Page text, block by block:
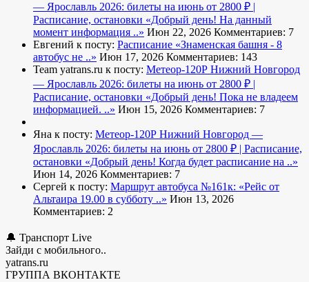
— Ярославль 2026: билеты на июнь от 2800 ₽ |
Расписание, остановки «Добрый день! На данный
момент информация ..» Июн 22, 2026 Комментариев: 7
Евгений к посту: Расписание «Знаменская башня - 8
автобус не ..» Июн 17, 2026 Комментариев: 143
Team yatrans.ru к посту: Метеор-120Р Нижний Новгород
— Ярославль 2026: билеты на июнь от 2800 ₽ |
Расписание, остановки «Добрый день! Пока не владеем
информацией. ..» Июн 15, 2026 Комментариев: 7
Яна к посту: Метеор-120Р Нижний Новгород —
Ярославль 2026: билеты на июнь от 2800 ₽ | Расписание,
остановки «Добрый день! Когда будет расписание на ..»
Июн 14, 2026 Комментариев: 7
Сергей к посту: Маршрут автобуса №161к: «Рейс от
Альтаира 19.00 в субботу ..» Июн 13, 2026
Комментариев: 2
🔔 Транспорт Live
Зайди с мобильного..
yatrans.ru
ГРУППА ВКОНТАКТЕ